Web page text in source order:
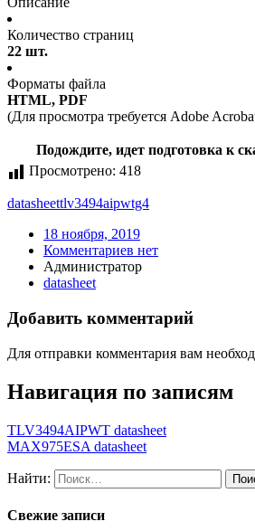
Количество страниц
22 шт.
Форматы файла
HTML, PDF
(Для просмотра требуется Adobe
Подождите, идет подготовка к
Просмотрено: 418
datasheettlv3494aipwtg4
18 ноября, 2019
Комментариев нет
Администратор
datasheet
Добавить комментарий
Для отправки комментария вам
Навигация по записям
TLV3494AIPWT datasheet
MAX975ESA datasheet
Найти:
Свежие записи